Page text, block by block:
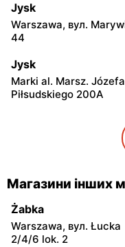
Jysk
Warszawa, вул.
44
Jysk
Marki al. Marsz. Józefa
Piłsudskiego 200A
Stara Iwiczna, вул.
Podkowa Leśna, вул.
Jysk
Milanówek, вул.
Магазини інших
Żabka
Warszawa, вул. Łucka
2/4/6 lok. 2